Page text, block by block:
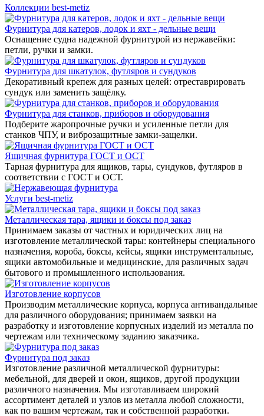
Коллекции best-metiz
Фурнитура для катеров, лодок и яхт - дельные вещи
Оснащение судна надежной фурнитурой из нержавейки:
петли, ручки и замки.
Фурнитура для шкатулок, футляров и сундуков
Декоративный крепеж для разных целей: отреставрировать
сундук или заменить защёлку.
Фурнитура для станков, приборов и оборудования
Подберите жаропрочные ручки и усиленные петли для
станков ЧПУ, и виброзащитные замки-защелки.
Ящичная фурнитура ГОСТ и ОСТ
Тарная фурнитура для ящиков, тары, сундуков, футляров в
соответствии с ГОСТ и ОСТ.
Услуги best-metiz
Металлическая тара, ящики и боксы под заказ
Принимаем заказы от частных и юридических лиц на
изготовление металлической тары: контейнеры специального
назначения, короба, боксы, кейсы, ящики инструментальные,
ящики автомобильные и медицинские, для различных задач
бытового и промышленного использования.
Изготовление корпусов
Производим металлические корпуса, корпуса антивандальные
для различного оборудования; принимаем заявки на
разработку и изготовление корпусных изделий из металла по
чертежам или техническому заданию заказчика.
Фурнитура под заказ
Изготовление различной металлической фурнитуры:
мебельной, для дверей и окон, ящиков, другой продукции
различного назначения. Мы изготавливаем широкий
ассортимент деталей и узлов из металла любой сложности,
как по вашим чертежам, так и собственной разработки.